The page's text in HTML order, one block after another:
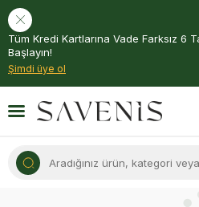
Tüm Kredi Kartlarına Vade Farksız 6
Başlayın!
Şimdi üye ol